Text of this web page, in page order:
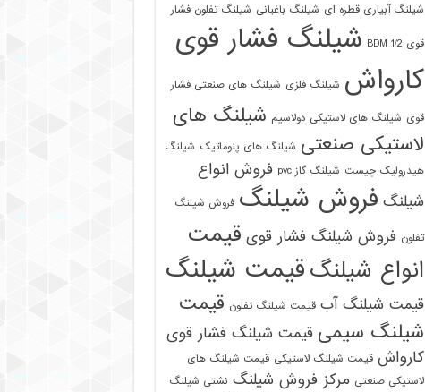
شیلنگ آبیاری قطره ای شیلنگ باغبانی شیلنگ تفلون فشار
قوی 1/2 BDM
شیلنگ فشار قوی
کارواش شیلنگ فلزی شیلنگ های صنعتی فشار
قوی شیلنگ های لاستیکی دولاسیم شیلنگ های
لاستیکی صنعتی شیلنگ های پنوماتیک شیلنگ
هیدرولیک چیست شیلنگ گاز pvc
فروش انواع
شیلنگ فروش شیلنگ فروش شیلنگ
تفلون فروش شیلنگ فشار قوی قیمت
انواع شیلنگقیمت شیلنگ
قیمت شیلنگ آب قیمت شیلنگ تفلون قیمت
شیلنگ سیمی قیمت شیلنگ فشار قوی
کارواش قیمت شیلنگ لاستیکی قیمت شیلنگ های
لاستیکی صنعتی مرکز فروش شیلنگ نشتی شیلنگ